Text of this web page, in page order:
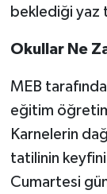
beklediği yaz
Okullar Ne
MEB
eğitim
Karnelerin
tatilinin
Cumartesi